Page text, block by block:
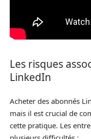
Les risques
LinkedIn
Acheter des abonnés
mais il est crucial de
cette pratique. Les